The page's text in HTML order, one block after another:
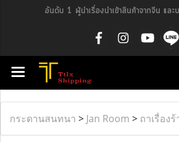
อันดับ 1 ผู้นำเรื่องนำเข้าสินค้าจากจีน และ
กระดานสนทนา > Jan Room > ถาเรื่อง